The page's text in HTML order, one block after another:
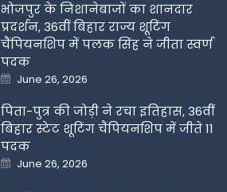
भोजपुर के निशानेबाजों का शानदार
प्रदर्शन, 36वीं बिहार राज्य शूटिंग
चैंपियनशिप में पलक सिंह ने जीता स्वर्ण
पदक
Posted
on
June 26, 2026
पिता-पुत्र की जोड़ी ने रचा इतिहास, 36वीं
बिहार स्टेट शूटिंग चैंपियनशिप में जीते 11
पदक
Posted
on
June 26, 2026